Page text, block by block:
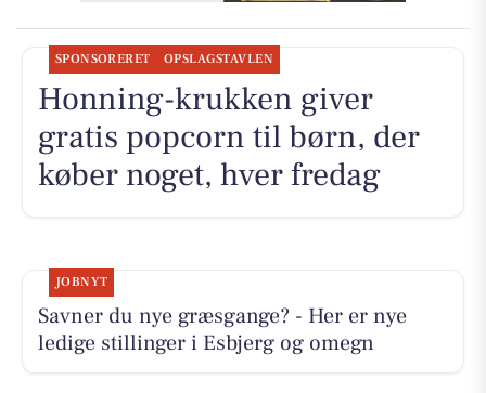
SPONSORERET OPSLAGSTAVLEN
Honning-krukken giver
gratis popcorn til børn, der
køber noget, hver fredag
JOBNYT
Savner du nye græsgange? - Her er nye
ledige stillinger i Esbjerg og omegn